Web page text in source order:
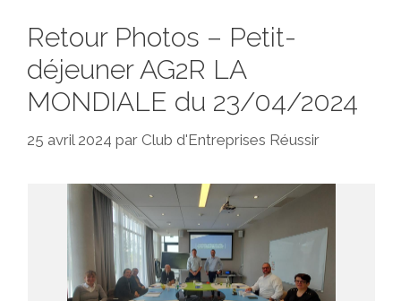
Retour Photos – Petit-
déjeuner AG2R LA
MONDIALE du 23/04/2024
25 avril 2024 par Club d'Entreprises Réussir